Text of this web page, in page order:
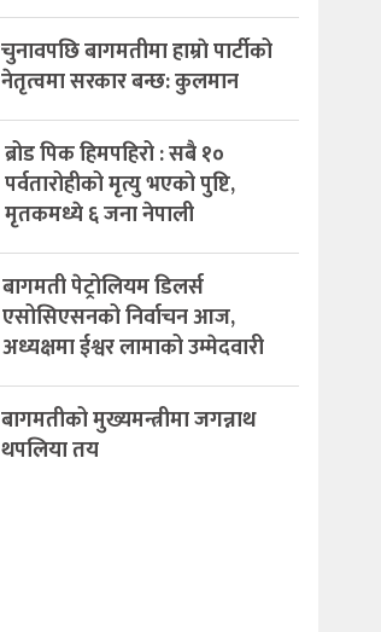
चुनावपछि बागमतीमा हाम्राे पार्टीको
नेतृत्वमा सरकार बन्छ: कुलमान
ब्रोड पिक हिमपहिरो : सबै १०
पर्वतारोहीको मृत्यु भएको पुष्टि,
मृतकमध्ये ६ जना नेपाली
बागमती पेट्रोलियम डिलर्स
एसोसिएसनको निर्वाचन आज,
अध्यक्षमा ईश्वर लामाको उम्मेदवारी
बागमतीको मुख्यमन्त्रीमा जगन्नाथ
थपलिया तय